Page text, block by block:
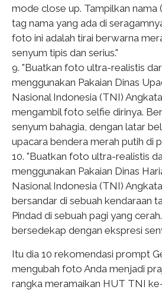
mode close up. Tampilkan nama
tag nama yang ada di
foto ini adalah tirai berwarna
senyum tipis dan serius."
9. "Buatkan foto ultra-realistis
menggunakan Pakaian Dinas
Nasional Indonesia (TNI)
mengambil foto selfie dirinya.
senyum bahagia, dengan latar
upacara bendera merah putih di
10. "Buatkan foto ultra-realistis
menggunakan Pakaian Dinas
Nasional Indonesia (TNI)
bersandar di sebuah kendaraan
Pindad di sebuah pagi yang
bersedekap dengan ekspresi
Itu dia 10 rekomendasi prompt
mengubah foto Anda menjadi
rangka meramaikan HUT TNI